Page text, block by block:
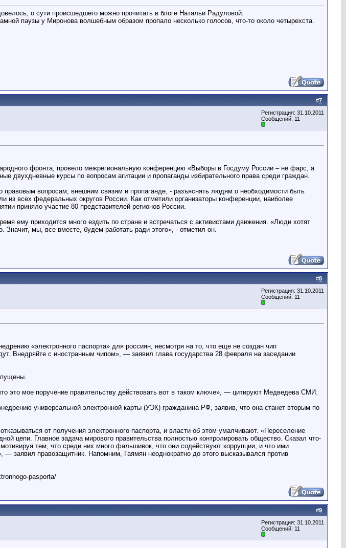
о сути происшедшего можно прочитать в блоге Натальи Радуловой:
паузы у Миронова волшебным образом пропало несколько голосов, что-то около четырехста.
#7
Регистрация: 31.10.2011
Сообщений: 11
фронта, провело межрегиональную конференцию «Выборы в Госдуму России – не фарс, а
двухдневные курсы по вопросам агитации и пропаганды избирательного права среди граждан.
вопросам, внешним связям и пропаганде, - разъяснять людям о необходимости быть
из всех федеральных округов России. Как отметили организаторы конференции, наиболее
приняло участие 80 представителей регионов России.
ему приходится много ездить по стране и встречаться с активистами движения. «Люди хотят
Значит, мы, все вместе, будем работать ради этого», - отметил он.
#8
Регистрация: 31.10.2011
Сообщений: 11
«электронного паспорта» для россиян, несмотря на то, что еще не создан чип
Внедряйте с иностранным чипом», — заявил глава государства 28 февраля на заседании
это мое поручение правительству действовать вот в таком ключе», — цитируют Медведева СМИ.
универсальной электронной карты (УЭК) гражданина РФ, заявив, что она станет вторым по
от получения электронного паспорта, и власти об этом умалчивают. «Переселение
цепи. Главное задача мирового правительства полностью контролировать общество. Сказал что-
тем, что среди них много фальшивок, что они содействуют коррупции, и что ими
заявил правозащитник. Напомним, Гаямян неоднократно до этого высказывался против
pasporta/
#9
Регистрация: 31.10.2011
Сообщений: 11